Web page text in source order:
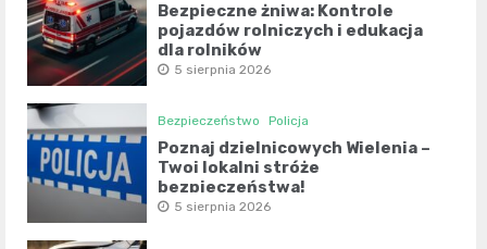
Bezpieczne żniwa: Kontrole
pojazdów rolniczych i edukacja
dla rolników
5 sierpnia 2026
Bezpieczeństwo Policja
Poznaj dzielnicowych Wielenia –
Twoi lokalni stróże
bezpieczeństwa!
5 sierpnia 2026